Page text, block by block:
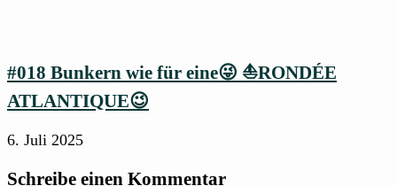
#018 Bunkern wie für eine😜 ⛵RONDÉE
ATLANTIQUE😉
6. Juli 2025
Schreibe einen Kommentar